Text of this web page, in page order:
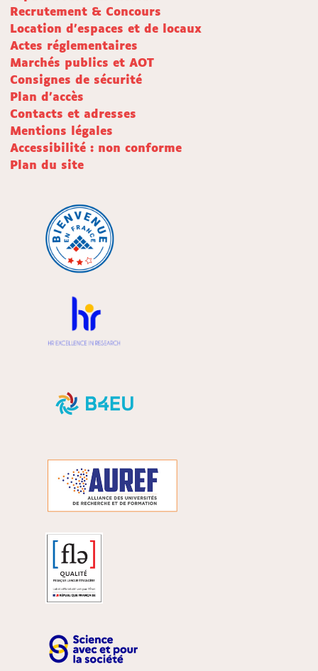
Recrutement & Concours
Location d'espaces et de locaux
Actes réglementaires
Marchés publics et AOT
Consignes de sécurité
Plan d'accès
Contacts et adresses
Mentions légales
Accessibilité : non conforme
Plan du site